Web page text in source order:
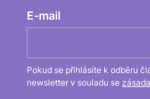
E-mail
Pokud se přihlásíte k odběru
newsletter v souladu se